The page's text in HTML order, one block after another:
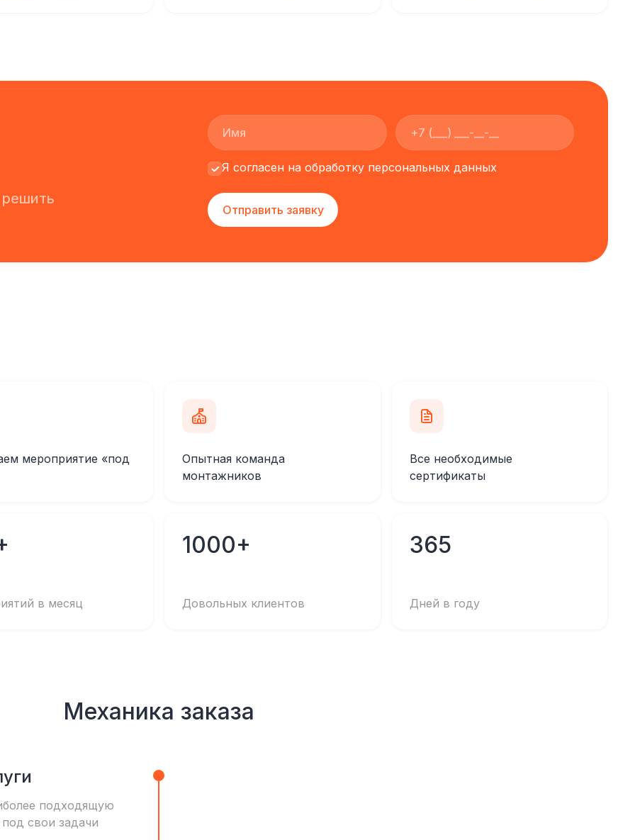
Я согласен на обработку персональных данных
Отправить заявку
мероприятие «под
Опытная команда
монтажников
Все необходимые
сертификаты
в месяц
1000+
Довольных клиентов
365
Дней в году
Механика заказа
подходящую
свои задачи